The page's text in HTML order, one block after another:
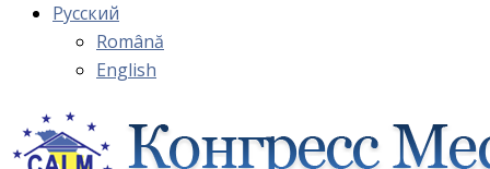
Русский
Română
English